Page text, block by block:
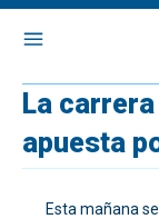
La
apuesta
Esta mañana